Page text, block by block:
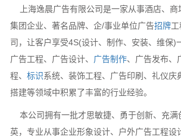
上海逸晨广告有限公司是一家从事酒店、商
集团企业、著名品牌、企/事业单位广告招牌
司，让客户享受4S(设计、制作、安装、维保)
广告工程、广告设计、 广告制作、广告发布、
程、 标识系统、装饰工程、广告印刷、礼仪庆
搭建等领域中积累了丰富的行业经验。
本公司拥有一批才思敏捷、勇于创新、充满
英，专业从事企业形象设计、户外广告工程设